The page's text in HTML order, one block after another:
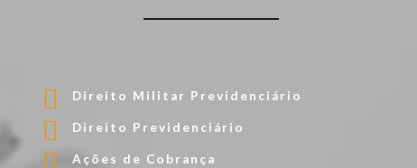
Direito Militar Previdenciário
Direito Previdenciário
Ações de Cobrança